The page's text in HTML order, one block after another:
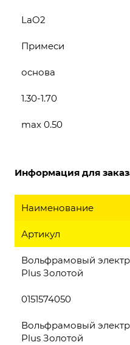
LaO2
Примеси
основа
1.30-1.70
max 0.50
Информация для
Наименование
Артикул
Вольфрамовый
Plus Золотой
0151574050
Вольфрамовый
Plus Золотой